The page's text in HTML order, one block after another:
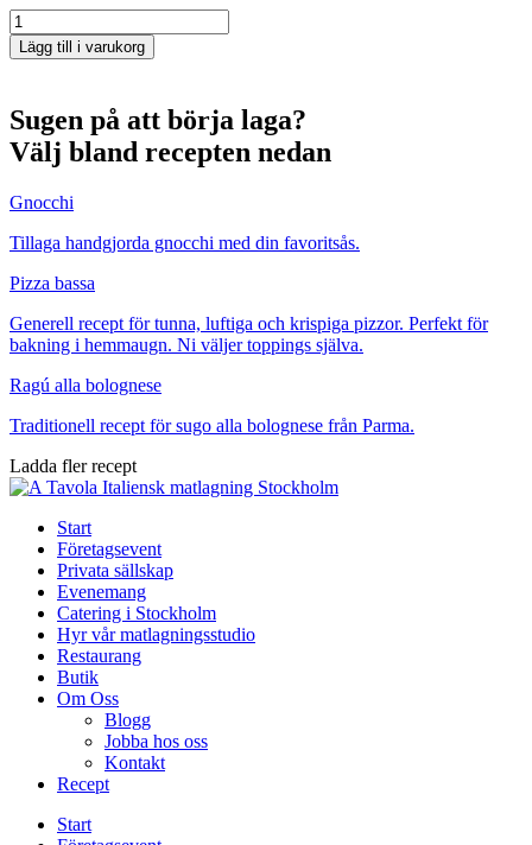
Spalla
cruda
quantity
Lägg till i varukorg
Sugen på att börja laga?
Välj bland recepten nedan
Gnocchi
Tillaga handgjorda gnocchi med din favoritsås.
Pizza bassa
Generell recept för tunna, luftiga och krispiga pizzor. Perfekt för
bakning i hemmaugn. Ni väljer toppings själva.
Ragú alla bolognese
Traditionell recept för sugo alla bolognese från Parma.
Ladda fler recept
Start
Företagsevent
Privata sällskap
Evenemang
Catering i Stockholm
Hyr vår matlagningsstudio
Restaurang
Butik
Om Oss
Blogg
Jobba hos oss
Kontakt
Recept
Start